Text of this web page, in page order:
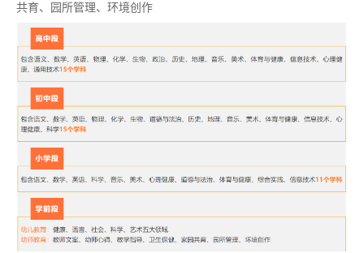
共育、园所管理、环境创作